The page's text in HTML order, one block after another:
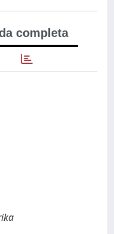
completa